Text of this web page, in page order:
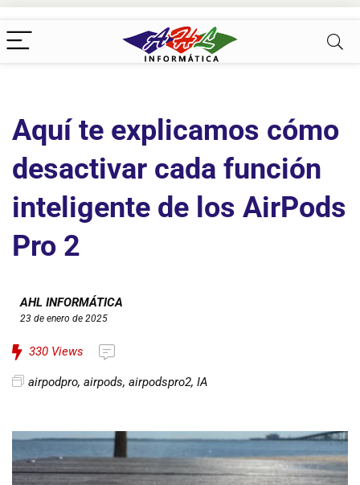
Aquí te explicamos cómo
desactivar cada función
inteligente de los AirPods
Pro 2
AHL INFORMÁTICA
23 de enero de 2025
330 Views
airpodpro, airpods, airpodspro2, IA